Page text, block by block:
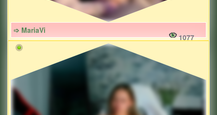
➩ MariaVi
1077